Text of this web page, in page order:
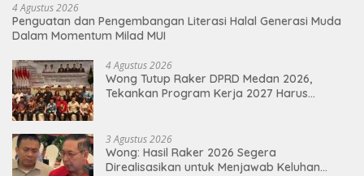
4 Agustus 2026
Penguatan dan Pengembangan Literasi Halal Generasi Muda
Dalam Momentum Milad MUI
4 Agustus 2026
Wong Tutup Raker DPRD Medan 2026,
Tekankan Program Kerja 2027 Harus
3 Agustus 2026
Wong: Hasil Raker 2026 Segera
Direalisasikan untuk Menjawab Keluhan